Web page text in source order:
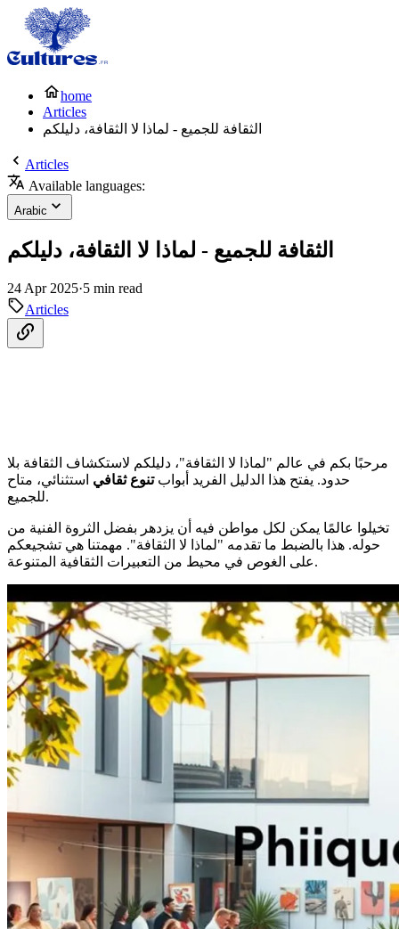
home
Articles
الثقافة للجميع - لماذا لا الثقافة، دليلكم
Articles
Available languages:
Arabic
الثقافة للجميع - لماذا لا الثقافة، دليلكم
24 Apr 2025·5 min read
Articles
مرحبًا بكم في عالم "لماذا لا الثقافة"، دليلكم لاستكشاف الثقافة بلا
حدود. يفتح هذا الدليل الفريد أبوابتنوع ثقافي استثنائي، متاح
للجميع.
تخيلوا عالمًا يمكن لكل مواطن فيه أن يزدهر بفضل الثروة الفنية من
حوله. هذا بالضبط ما تقدمه "لماذا لا الثقافة". مهمتنا هي تشجيعكم
على الغوص في محيط من التعبيرات الثقافية المتنوعة.